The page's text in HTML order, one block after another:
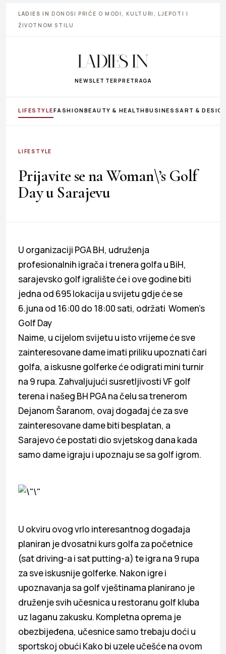
LADIES IN DONOSI PRIČE O MODI, KULTURI, LJEPOTI I
ŽIVOTNOM STILU
NEWSLETTER PRETRAGA
LIFESTYLEFASHIONBEAUTY & HEALTHBUSINESS ART &
LIFESTYLE
Prijavite se na Woman\’s Golf
Day u Sarajevu
U organizaciji PGA BH, udruženja
profesionalnih igrača i trenera golfa u BiH,
sarajevsko golf igralište će i ove godine biti
jedna od 695 lokacija u svijetu gdje će se
6.juna od 16:00 do 18:00 sati, održati Women’s
Golf Day
Naime, u cijelom svijetu u isto vrijeme će sve
zainteresovane dame imati priliku upoznati čari
golfa, a iskusne golferke će odigrati mini turnir
na 9 rupa. Zahvaljujući susretljivosti VF golf
terena i našeg BH PGA na čelu sa trenerom
Dejanom Šaranom, ovaj događaj će za sve
zainteresovane dame biti besplatan, a
Sarajevo će postati dio svjetskog dana kada
samo dame igraju i upoznaju se sa golf igrom.
U okviru ovog vrlo interesantnog događaja
planiran je dvosatni kurs golfa za početnice
(sat driving-a i sat putting-a) te igra na 9 rupa
za sve iskusnije golferke. Nakon igre i
upoznavanja sa golf vještinama planirano je
druženje svih učesnica u restoranu golf kluba
uz laganu zakusku. Kompletna oprema je
obezbijeđena, učesnice samo trebaju doći u
sportskoj obući Kako bi uzele učešće na ovom